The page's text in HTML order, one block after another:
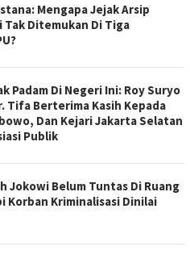
Mengapa Jejak Arsip
Tak Ditemukan Di Tiga
Padam Di Negeri Ini: Roy Suryo
Tifa Berterima Kasih Kepada
Dan Kejari Jakarta Selatan
Publik
Jokowi Belum Tuntas Di Ruang
Korban Kriminalisasi Dinilai